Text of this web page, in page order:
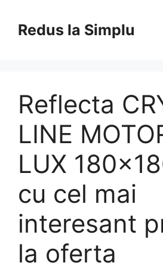
contentRedus la Simplu
Reflecta
LINE
LUX
cu cel mai
interesant
la oferta